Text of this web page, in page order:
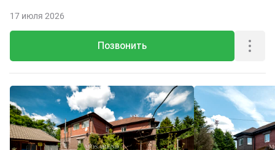
Позвонить
17 июля 2026